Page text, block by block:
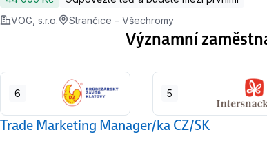
VOG, s.r.o.
Strančice – Všechromy
Významní
6 5
Trade Marketing Manager/ka CZ/SK